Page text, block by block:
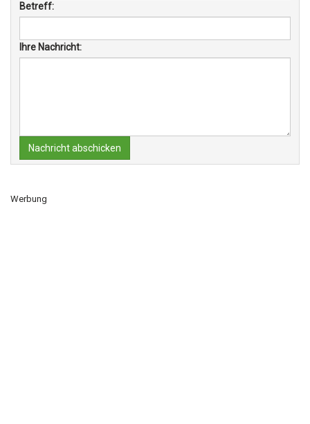
Betreff:
Ihre Nachricht:
Nachricht abschicken
Werbung